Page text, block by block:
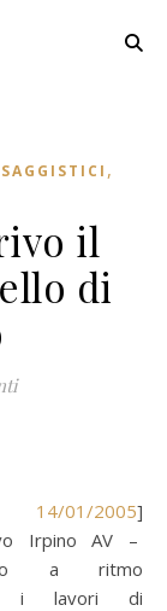
,
il
di
01/2005]
Irpino AV –
a ritmo
i lavori di